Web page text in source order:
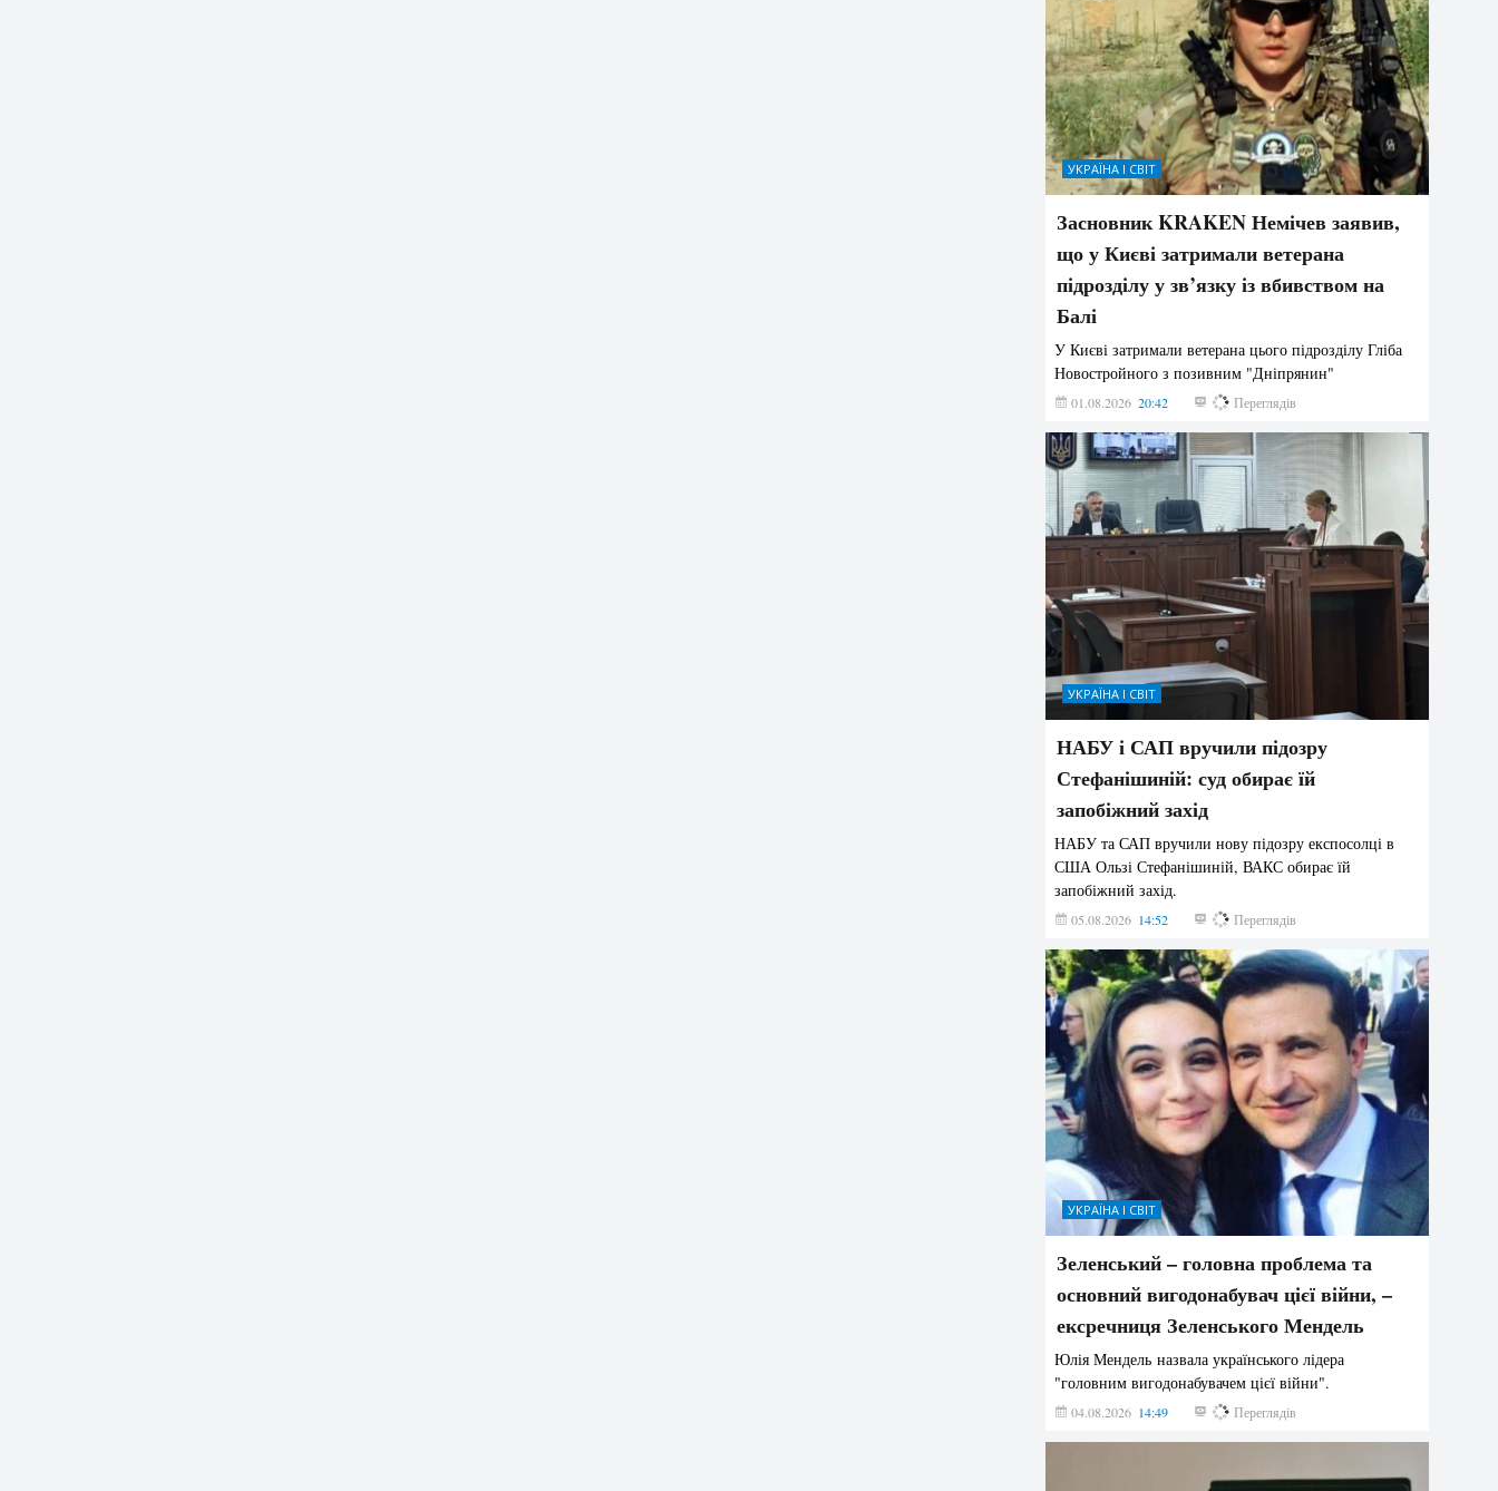
УКРАЇНА І СВІТ
Засновник KRAKEN Немічев заявив,
що у Києві затримали ветерана
підрозділу у зв’язку із вбивством на
Балі
У Києві затримали ветерана цього підрозділу Гліба
Новостройного з позивним "Дніпрянин"
01.08.2026 20:42 186 Переглядів
УКРАЇНА І СВІТ
НАБУ і САП вручили підозру
Стефанішиній: суд обирає їй
запобіжний захід
НАБУ та САП вручили нову підозру експосолці в
США Ользі Стефанішиній, ВАКС обирає їй
запобіжний захід.
05.08.2026 14:52 149 Переглядів
УКРАЇНА І СВІТ
Зеленський – головна проблема та
основний вигодонабувач цієї війни, –
ексречниця Зеленського Мендель
Юлія Мендель назвала українського лідера
"головним вигодонабувачем цієї війни".
04.08.2026 14:49 140 Переглядів